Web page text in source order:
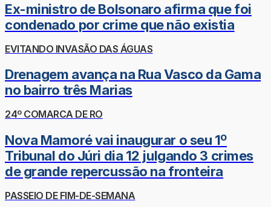
Ex-ministro de Bolsonaro afirma que foi
condenado por crime que não existia
EVITANDO INVASÃO DAS ÁGUAS
Drenagem avança na Rua Vasco da Gama
no bairro três Marias
24º COMARCA DE RO
Nova Mamoré vai inaugurar o seu 1º
Tribunal do Júri dia 12 julgando 3 crimes
de grande repercussão na fronteira
PASSEIO DE FIM-DE-SEMANA